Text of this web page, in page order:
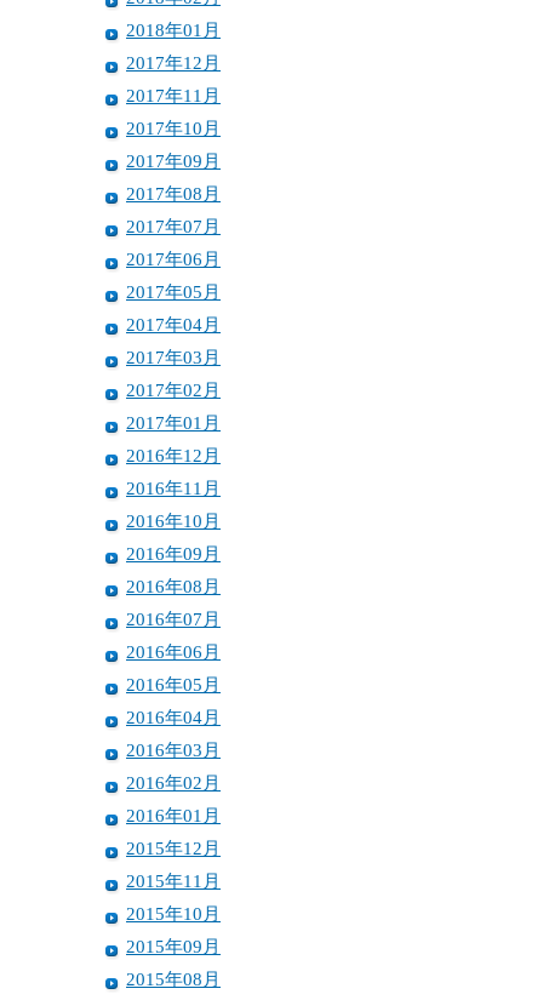
2018年01月
2017年12月
2017年11月
2017年10月
2017年09月
2017年08月
2017年07月
2017年06月
2017年05月
2017年04月
2017年03月
2017年02月
2017年01月
2016年12月
2016年11月
2016年10月
2016年09月
2016年08月
2016年07月
2016年06月
2016年05月
2016年04月
2016年03月
2016年02月
2016年01月
2015年12月
2015年11月
2015年10月
2015年09月
2015年08月